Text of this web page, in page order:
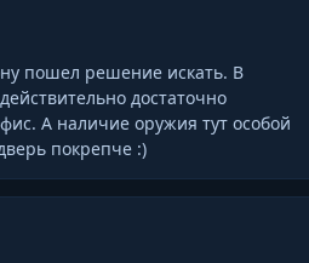
пошел решение искать. В
достаточно
А наличие оружия тут особой
покрепче :)